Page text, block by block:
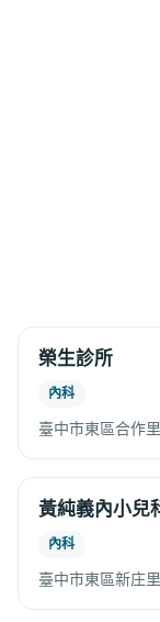
榮生診所
內科
臺中市東區合作
黃純義內小兒
內科
臺中市東區新庄